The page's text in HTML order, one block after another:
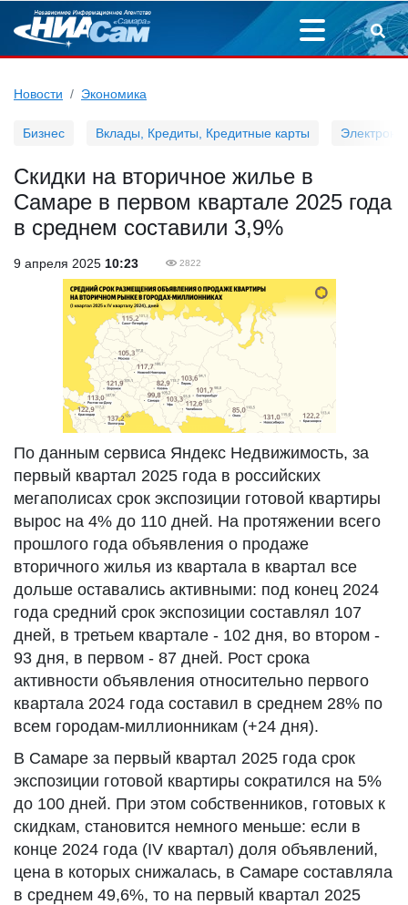
Новости Экономика
Бизнес Вклады, Кредиты, Кредитные карты
Скидки на вторичное жилье в
Самаре в первом квартале 2025 года
в среднем составили 3,9%
9 апреля 2025 10:23 2822
По данным сервиса Яндекс Недвижимость, за
первый квартал 2025 года в российских
мегаполисах срок экспозиции готовой квартиры
вырос на 4% до 110 дней. На протяжении всего
прошлого года объявления о продаже
вторичного жилья из квартала в квартал все
дольше оставались активными: под конец 2024
года средний срок экспозиции составлял 107
дней, в третьем квартале - 102 дня, во втором -
93 дня, в первом - 87 дней. Рост срока
активности объявления относительно первого
квартала 2024 года составил в среднем 28% по
всем городам-миллионникам (+24 дня).
В Самаре за первый квартал 2025 года срок
экспозиции готовой квартиры сократился на 5%
до 100 дней. При этом собственников, готовых к
скидкам, становится немного меньше: если в
конце 2024 года (IV квартал) доля объявлений,
цена в которых снижалась, в Самаре составляла
в среднем 49,6%, то на первый квартал 2025